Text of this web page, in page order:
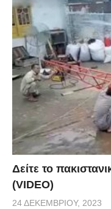
Δείτε το
(VIDEO)
24 ΔΕΚΕΜΒΡΊΟΥ, 2023